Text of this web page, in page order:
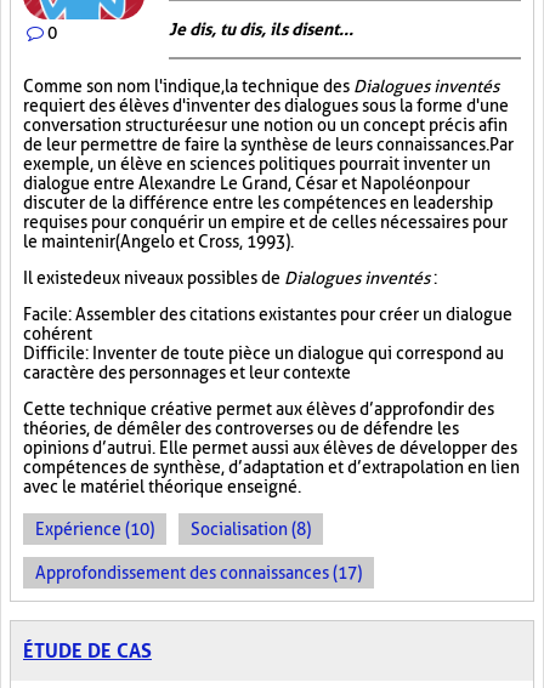
0 Je dis, tu dis, ils disent...
Comme son nom l'indique, la technique des Dialogues inventés
requiert des élèves d'inventer des dialogues sous la forme d'une
conversation structurée sur une notion ou un concept précis afin
de leur permettre de faire la synthèse de leurs connaissances. Par
exemple, un élève en sciences politiques pourrait inventer un
dialogue entre Alexandre Le Grand, César et Napoléon pour
discuter de la différence entre les compétences en leadership
requises pour conquérir un empire et de celles nécessaires pour
le maintenir (Angelo et Cross, 1993).
Il existe deux niveaux possibles de Dialogues inventés:
Facile : Assembler des citations existantes pour créer un dialogue
cohérent
Difficile : Inventer de toute pièce un dialogue qui correspond au
caractère des personnages et leur contexte
Cette technique créative permet aux élèves d’approfondir des
théories, de démêler des controverses ou de défendre les
opinions d’autrui. Elle permet aussi aux élèves de développer des
compétences de synthèse, d’adaptation et d’extrapolation en lien
avec le matériel théorique enseigné.
Expérience (10) Socialisation (8)
Approfondissement des connaissances (17)
ÉTUDE DE CAS